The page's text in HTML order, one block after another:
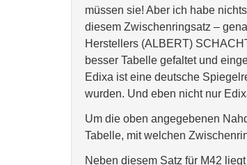
müssen sie! Aber ich habe
diesem Zwischenringsatz –
Herstellers (ALBERT)
besser Tabelle gefaltet und
Edixa ist eine deutsche
wurden. Und eben nicht nur
Um die oben angegebenen
Tabelle, mit welchen
Neben diesem Satz für M42